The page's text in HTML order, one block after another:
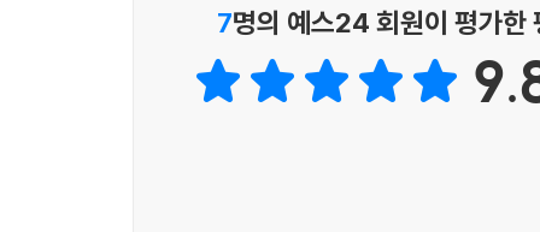
태어나고 죽는 일에 관여하는 알 수 없는 기운. 그
닫힌 문 앞에서 다시는 쿠를 볼 수 없을지도 모른
노인이 다시 던진 한마디. “내가 메고 있던 가
만주는 그만 다리에 힘이 풀리고 만다. 무토. 그
자사의 기기를 쓰면 리그에서 더 유리하다는 설
7명의 예스24 회원이 평가한